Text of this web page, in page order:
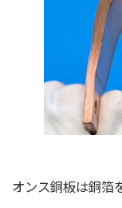
オンス銅板は銅箔